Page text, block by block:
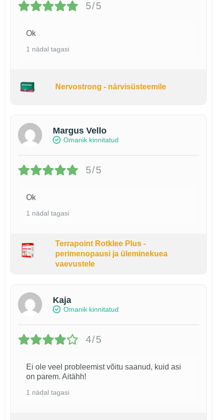
5/5
Ok
1 nädal tagasi
Nervostrong - närvisüsteemile
Margus Vello
Omanik kinnitatud
5/5
Ok
1 nädal tagasi
Terrapoint Rotklee Plus -
perimenopausi ja üleminekuea
vaevustele
Kaja
Omanik kinnitatud
4/5
Ei ole veel probleemist võitu saanud, kuid asi
on parem. Aitähh!
1 nädal tagasi